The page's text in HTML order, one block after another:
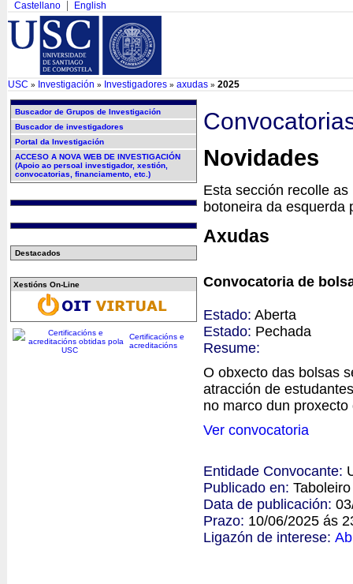
Castellano English
USC » Investigación » Investigadores » axudas » 2025
Buscador de Grupos de Investigación
Buscador de investigadores
Portal da Investigación
ACCESO A NOVA WEB DE INVESTIGACIÓN
(Apoio ao persoal investigador, xestión,
convocatorias, financiamento, etc.)
Destacados
Xestións On-Line
Certificacións e
acreditacións
Novidades
Esta sección recolle
botoneira da esquerda
Axudas
Convocatoria de
Estado: Aberta
Estado: Pechada
Resume:
O obxecto das bolsas
atracción de
no marco dun
Ver convocatoria
Entidade Convocante:
Publicado en:
Data de publicación:
Prazo: 10/06/2025 ás
Ligazón de interese: